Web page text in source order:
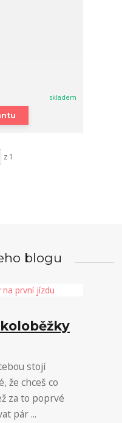
skladem
z 1
blogu
stojí
že chceš co
za to poprvé
pár ...